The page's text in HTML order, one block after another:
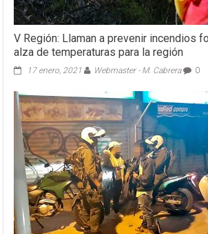
V Región: Llaman a prevenir incendios
alza de temperaturas para la región
17 enero, 2021 Webmaster - M. Cabrera 0